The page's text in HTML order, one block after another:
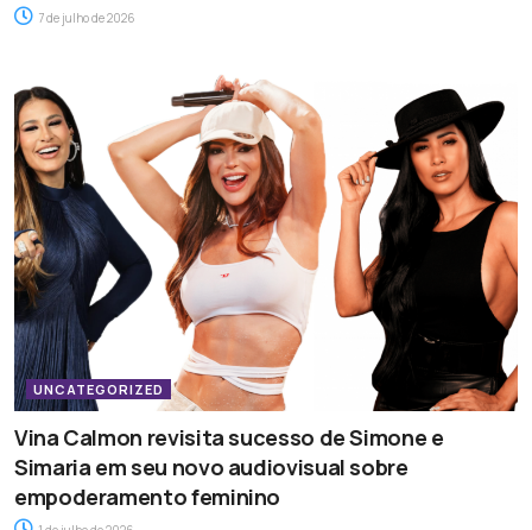
7 de julho de 2026
UNCATEGORIZED
Vina Calmon revisita sucesso de Simone e
Simaria em seu novo audiovisual sobre
empoderamento feminino